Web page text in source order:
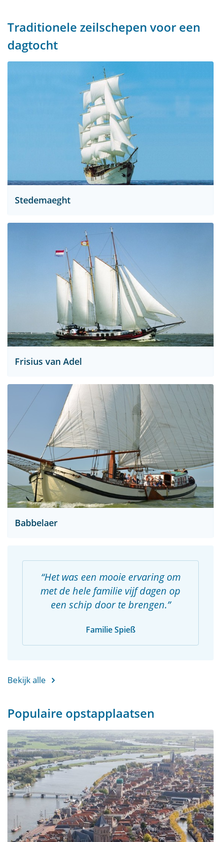
Traditionele zeilschepen voor een
dagtocht
Stedemaeght
Frisius van Adel
Babbelaer
Het was een mooie ervaring om
met de hele familie vijf dagen op
een schip door te brengen.
Familie Spieß
Bekijk alle
Populaire opstapplaatsen